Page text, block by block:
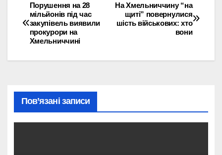
Навігація
записів
На Хмельниччину “на
щиті” повернулися
шість військових: хто
вони
Порушення на 28
мільйонів під час
закупівель виявили
прокурори на
Хмельниччині
Пов’язані записи